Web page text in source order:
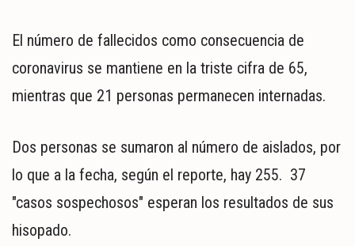
ESPECTÁCULOS
SOCIEDAD
El número de fallecidos como consecuencia de
coronavirus se mantiene en la triste cifra de 65,
mientras que 21 personas permanecen internadas.
Dos personas se sumaron al número de aislados, por
lo que a la fecha, según el reporte, hay 255. 37
"casos sospechosos" esperan los resultados de sus
hisopado.